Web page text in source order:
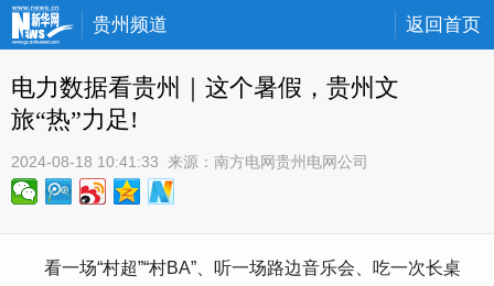
贵州频道 返回首页
电力数据看贵州｜这个暑假，贵州文
旅“热”力足!
2024-08-18 10:41:33 来源： 南方电网贵州电网公司
看一场“村超”“村BA”、听一场路边音乐会、吃一次长桌